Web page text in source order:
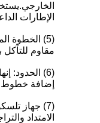
الإطارات
مقاوم للتآكل بسماكة 1 مم من الميلامين.الطبقة السطحية مثبتة بالمسامير والحوامل المساعدة للحوامل
(6) الحدود:
إضافة خطوط
(7) جهاز
الامتداد